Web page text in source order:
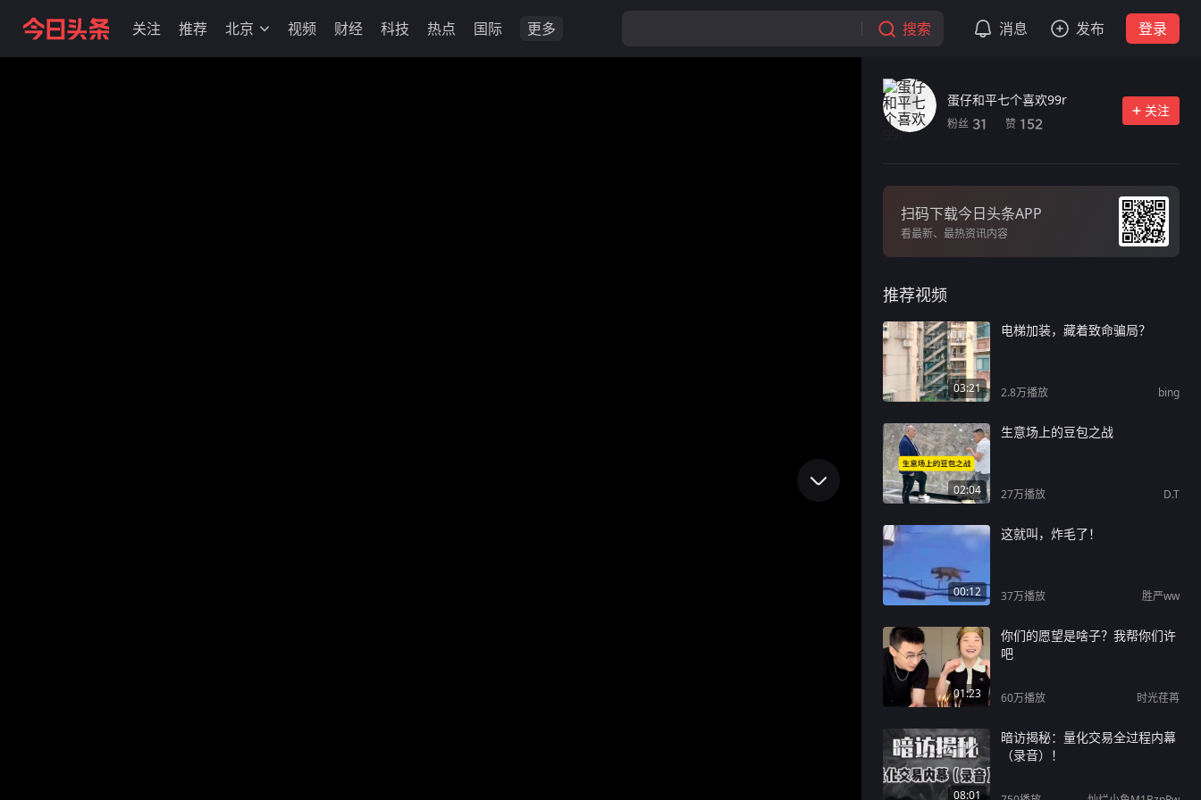
关注 推荐 北京 视频 财经 科技 热点 国际 更多 搜索 消息 发布 登录
蛋仔和平七个喜欢99r
粉丝 31 赞 152
关注
扫码下载今日头条APP
看最新、最热资讯内容
推荐视频
03:21
电梯加装，藏着致命骗局？
2.8万播放 bing
02:04
生意场上的豆包之战
27万播放 D.T
00:12
这就叫，炸毛了！
37万播放 胜严ww
01:23
你们的愿望是啥子？我帮你们许
吧
60万播放 时光荏苒
08:01
暗访揭秘：量化交易全过程内幕
（录音）！